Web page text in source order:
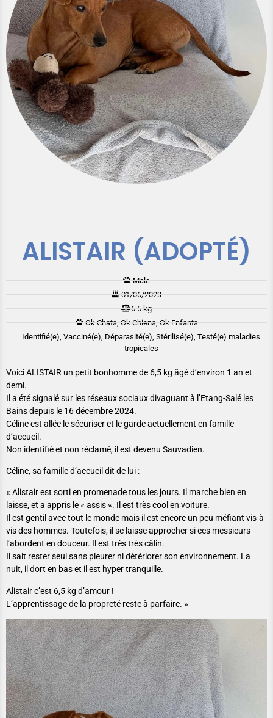
ALISTAIR (ADOPTÉ)
Male
01/06/2023
6.5 kg
Ok Chats, Ok Chiens, Ok Enfants
Identifié(e), Vacciné(e), Déparasité(e), Stérilisé(e), Testé(e) maladies
tropicales
Voici ALISTAIR un petit bonhomme de 6,5 kg âgé d’environ 1 an et
demi.
Il a été signalé sur les réseaux sociaux divaguant à l’Etang-Salé les
Bains depuis le 16 décembre 2024.
Céline est allée le sécuriser et le garde actuellement en famille
d’accueil.
Non identifié et non réclamé, il est devenu Sauvadien.
Céline, sa famille d’accueil dit de lui :
« Alistair est sorti en promenade tous les jours. Il marche bien en
laisse, et a appris le « assis ». Il est très cool en voiture.
Il est gentil avec tout le monde mais il est encore un peu méfiant vis-à-
vis des hommes. Toutefois, il se laisse approcher si ces messieurs
l’abordent en douceur. Il est très très câlin.
Il sait rester seul sans pleurer ni détériorer son environnement. La
nuit, il dort en bas et il est hyper tranquille.
Alistair c’est 6,5 kg d’amour !
L’apprentissage de la propreté reste à parfaire. »